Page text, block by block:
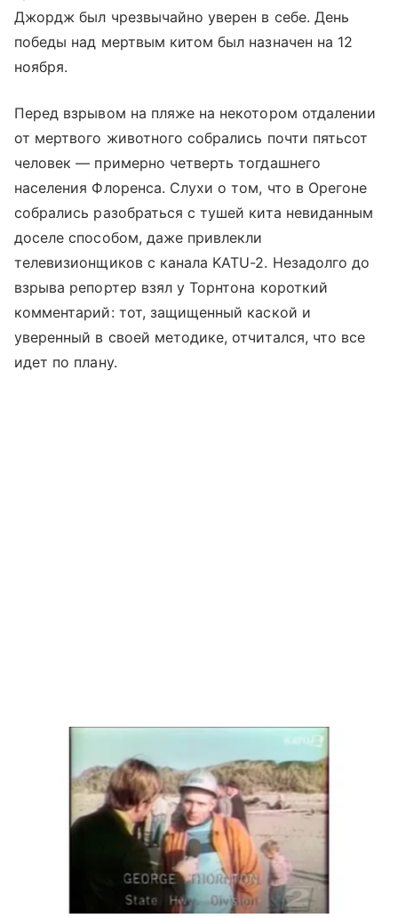
Джордж был чрезвычайно уверен в себе. День
победы над мертвым китом был назначен на 12
ноября.
Перед взрывом на пляже на некотором отдалении
от мертвого животного собрались почти пятьсот
человек — примерно четверть тогдашнего
населения Флоренса. Слухи о том, что в Орегоне
собрались разобраться с тушей кита невиданным
доселе способом, даже привлекли
телевизионщиков с канала KATU-2. Незадолго до
взрыва репортер взял у Торнтона короткий
комментарий: тот, защищенный каской и
уверенный в своей методике, отчитался, что все
идет по плану.